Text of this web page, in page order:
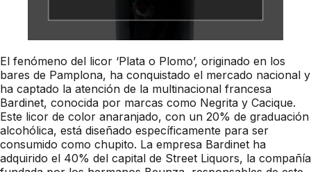
El fenómeno del licor ‘Plata o Plomo’, originado en los
bares de Pamplona, ha conquistado el mercado nacional y
ha captado la atención de la multinacional francesa
Bardinet, conocida por marcas como Negrita y Cacique.
Este licor de color anaranjado, con un 20% de graduación
alcohólica, está diseñado específicamente para ser
consumido como chupito. La empresa Bardinet ha
adquirido el 40% del capital de Street Liquors, la compañía